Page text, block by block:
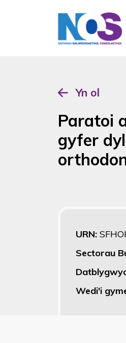
Yn ol
Paratoi
gyfer
URN:
Sectorau
Wedi'i